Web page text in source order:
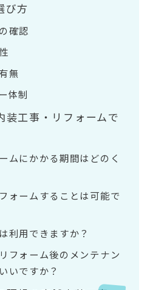
び方
確認
無
体制
装工事・リフォームで
ムにかかる期間はどのく
ォームすることは可能で
利用できますか？
フォーム後のメンテナン
いですか？